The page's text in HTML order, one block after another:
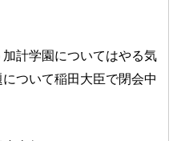
計学園についてはやる気
ついて稲田大臣で閉会中